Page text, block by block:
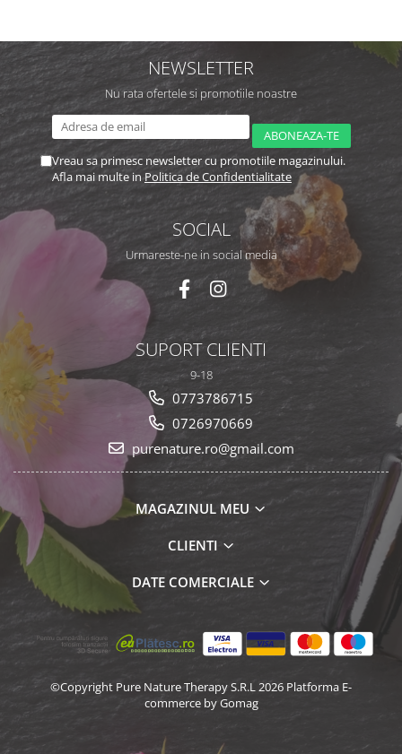
NEWSLETTER
Nu rata ofertele si promotiile noastre
Vreau sa primesc newsletter cu promotiile magazinului.
Afla mai multe inPolitica de Confidentialitate
SOCIAL
Urmareste-ne in social media
SUPORT CLIENTI
9-18
0773786715
0726970669
purenature.ro@gmail.com
MAGAZINUL MEU
CLIENTI
DATE COMERCIALE
©Copyright Pure Nature Therapy S.R.L 2026 Platforma E-
commerce by Gomag